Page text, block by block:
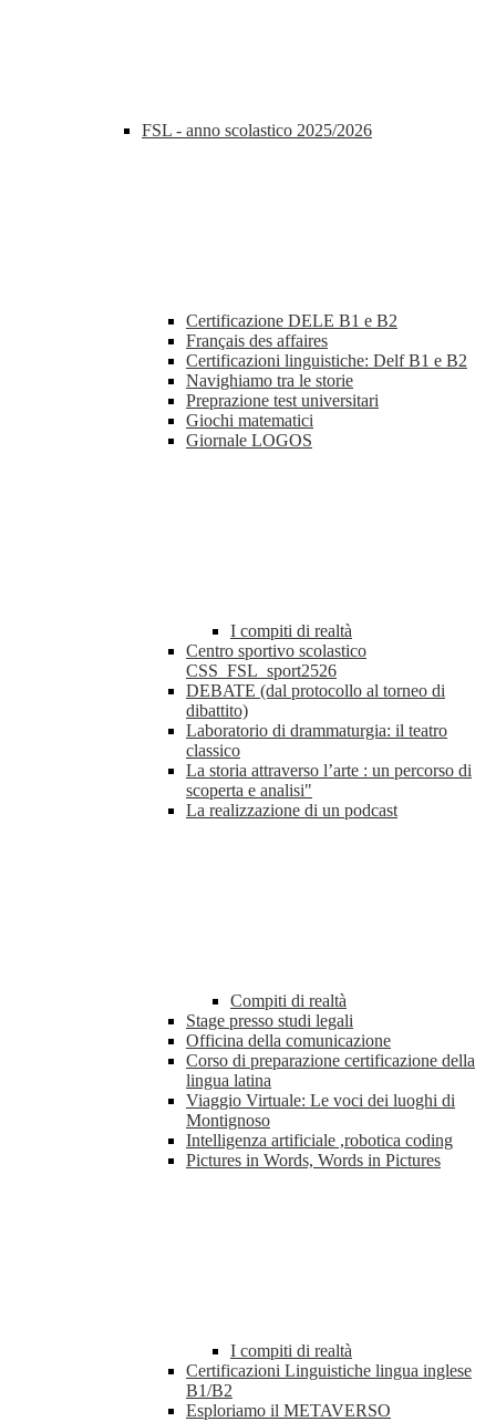
FSL - anno scolastico 2025/2026
Certificazione DELE B1 e B2
Français des affaires
Certificazioni linguistiche: Delf B1 e B2
Navighiamo tra le storie
Preprazione test universitari
Giochi matematici
Giornale LOGOS
I compiti di realtà
Centro sportivo scolastico
CSS_FSL_sport2526
DEBATE (dal protocollo al torneo di
dibattito)
Laboratorio di drammaturgia: il teatro
classico
La storia attraverso l’arte : un percorso di
scoperta e analisi"
La realizzazione di un podcast
Compiti di realtà
Stage presso studi legali
Officina della comunicazione
Corso di preparazione certificazione della
lingua latina
Viaggio Virtuale: Le voci dei luoghi di
Montignoso
Intelligenza artificiale ,robotica coding
Pictures in Words, Words in Pictures
I compiti di realtà
Certificazioni Linguistiche lingua inglese
B1/B2
Esploriamo il METAVERSO